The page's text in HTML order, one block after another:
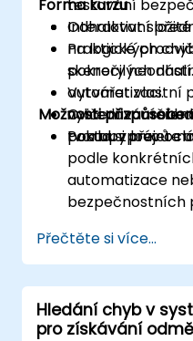
testování
Odhalovat
na logických
skenery
Vytvářet vlastní
vyhledávání
tvorbu zpráv o
Forma kurzu
Interaktivní
Praktické
pokročilých
automatizaci.
Cvičení
postupy lovců
Možnosti
Pokud si přejete
podle
automatizace
bezpečnostních
domluvení
Přečtěte si více...
Hledání chyb v
pro získávání